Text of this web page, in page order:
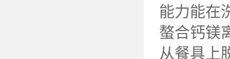
能力能在
螯合钙镁
从餐具上